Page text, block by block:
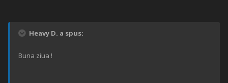
Heavy D. a spus:
Buna ziua !